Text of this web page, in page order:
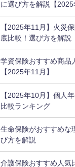
に選び方を解説【2025
【2025年11月】火災
底比較！選び方を解説
学資保険おすすめ商品
【2025年11月】
【2025年10月】個人
比較ランキング
生命保険がおすすめな
び方を解説
介護保険おすすめ人気